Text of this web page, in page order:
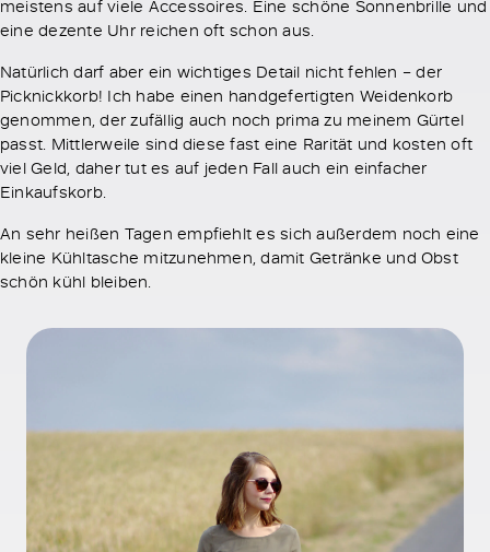
meistens auf viele Accessoires. Eine schöne Sonnenbrille und
eine dezente Uhr reichen oft schon aus.
Natürlich darf aber ein wichtiges Detail nicht fehlen – der
Picknickkorb! Ich habe einen handgefertigten Weidenkorb
genommen, der zufällig auch noch prima zu meinem Gürtel
passt. Mittlerweile sind diese fast eine Rarität und kosten oft
viel Geld, daher tut es auf jeden Fall auch ein einfacher
Einkaufskorb.
An sehr heißen Tagen empfiehlt es sich außerdem noch eine
kleine Kühltasche mitzunehmen, damit Getränke und Obst
schön kühl bleiben.